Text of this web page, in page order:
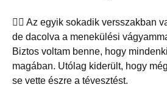
🏃‍♀️ Az egyik sokadik versszakban
de dacolva a menekülési
Biztos voltam benne, hogy
magában. Utólag kiderült, hogy
se vette észre a tévesztést.